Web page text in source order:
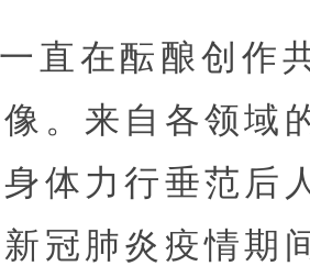
直在酝酿创作
。来自各领域
体力行垂范后
冠肺炎疫情期